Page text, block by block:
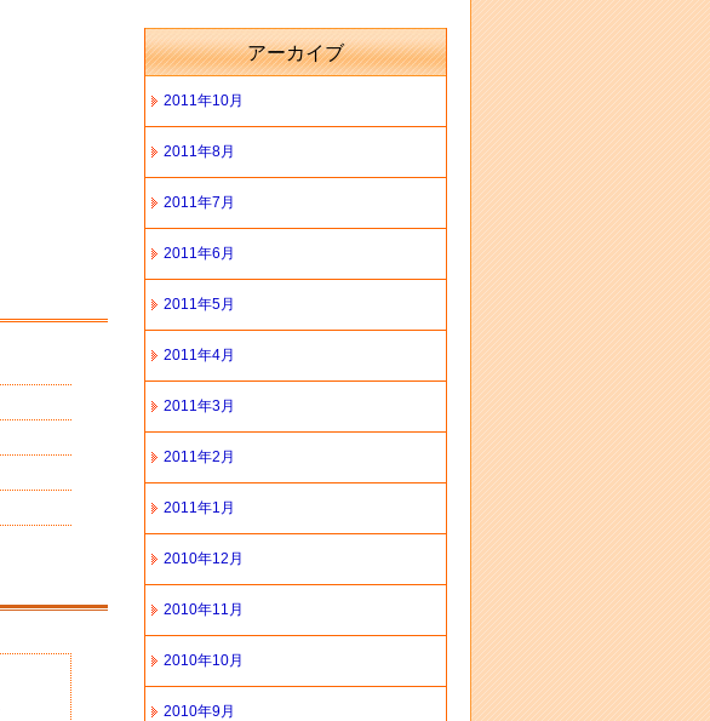
アーカイブ
2011年10月
2011年8月
2011年7月
2011年6月
2011年5月
2011年4月
2011年3月
2011年2月
2011年1月
2010年12月
2010年11月
2010年10月
2010年9月